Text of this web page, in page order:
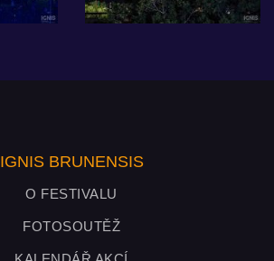
IGNIS BRUNENSIS
O FESTIVALU
FOTOSOUTĚŽ